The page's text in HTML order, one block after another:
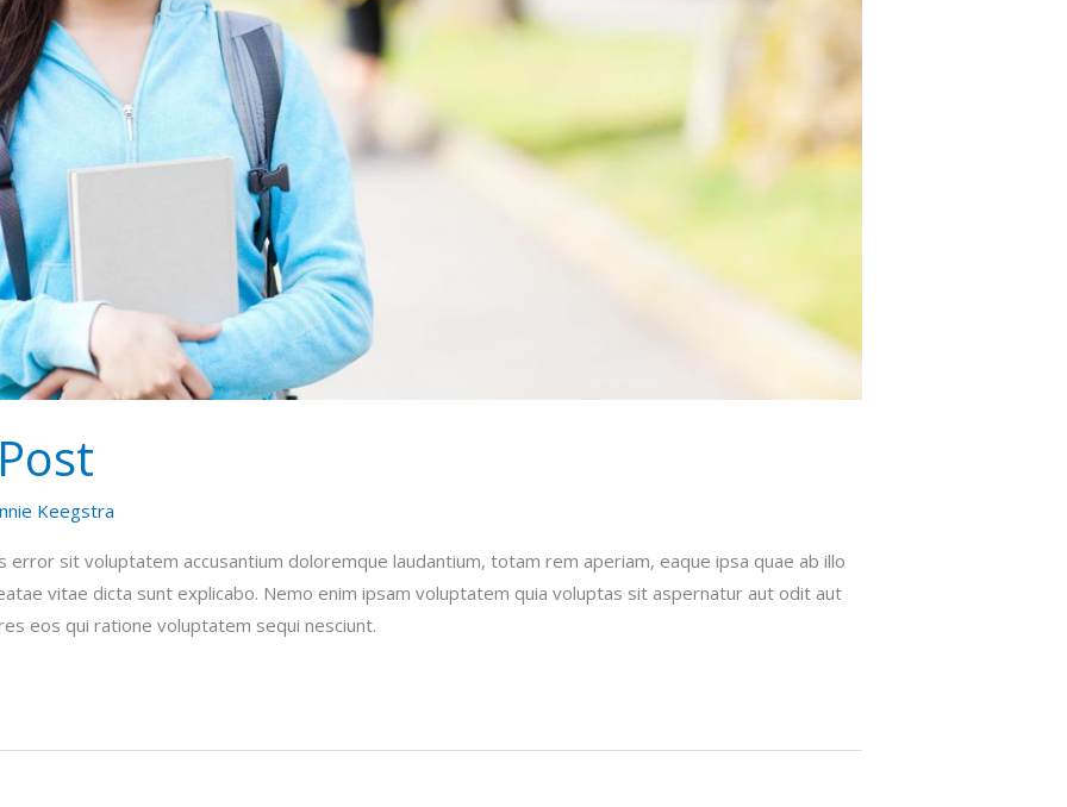
Keegstra
error sit voluptatem accusantium doloremque laudantium, totam rem aperiam, eaque ipsa quae ab illo
vitae dicta sunt explicabo. Nemo enim ipsam voluptatem quia voluptas sit aspernatur aut odit aut
eos qui ratione voluptatem sequi nesciunt.